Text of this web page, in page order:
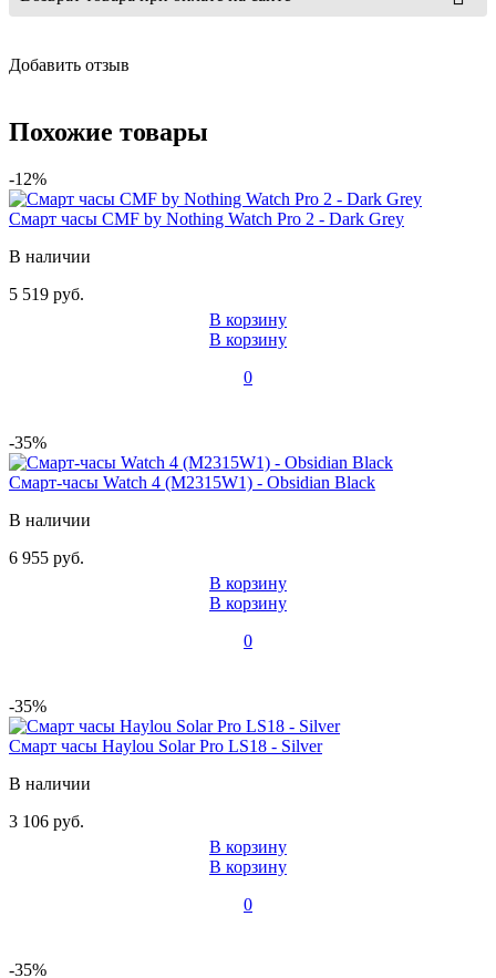
Добавить отзыв
Похожие товары
-12%
Смарт часы CMF by Nothing Watch Pro 2 - Dark Grey
В наличии
5 519 руб.
В корзину
В корзину
0
-35%
Смарт-часы Watch 4 (M2315W1) - Obsidian Black
В наличии
6 955 руб.
В корзину
В корзину
0
-35%
Смарт часы Haylou Solar Pro LS18 - Silver
В наличии
3 106 руб.
В корзину
В корзину
0
-35%